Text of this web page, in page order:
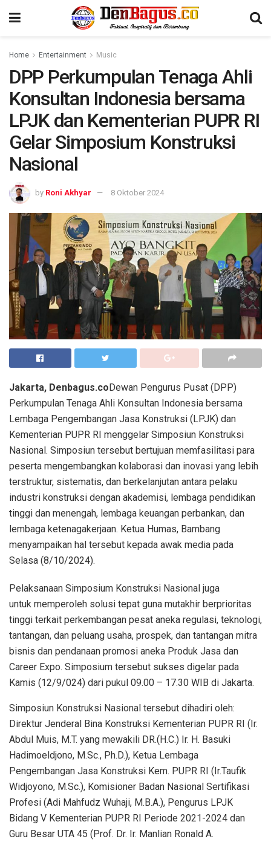
Home Entertainment Music
DPP Perkumpulan Tenaga Ahli
Konsultan Indonesia bersama
LPJK dan Kementerian PUPR RI
Gelar Simposium Konstruksi
Nasional
by Roni Akhyar 8 Oktober 2024
Jakarta, Denbagus.coDewan Pengurus Pusat (DPP)
Perkumpulan Tenaga Ahli Konsultan Indonesia bersama
Lembaga Pengembangan Jasa Konstruksi (LPJK) dan
Kementerian PUPR RI menggelar Simposiun Konstruksi
Nasional. Simposiun tersebut bertujuan memfasilitasi para
peserta mengembangkan kolaborasi dan inovasi yang lebih
terstruktur, sistematis, dan berkelanjutan antara pelaku
industri konstruksi dengan akademisi, lembaga pendidikan
tinggi dan menengah, lembaga keuangan perbankan, dan
lembaga ketenagakerjaan. Ketua Humas, Bambang
menyampaikan hal tersebut kepada awak media pada
Selasa (8/10/2024).
Pelaksanaan Simposium Konstruksi Nasional juga
untuk memperoleh solusi tepat guna mutakhir berprioritas
tinggi terkait perkembangan pesat aneka regulasi, teknologi,
tantangan, dan peluang usaha, prospek, dan tantangan mitra
bisnis dan pendanaan promosi aneka Produk Jasa dan
Career Expo. Simposium tersebut sukses digelar pada
Kamis (12/9/024) dari pukul 09.00 – 17.30 WIB di Jakarta.
Simposiun Konstruksi Nasional tersebut dihadiri oleh:
Direktur Jenderal Bina Konstruksi Kementerian PUPR RI (Ir.
Abdul Muis, M.T. yang mewakili DR.(H.C.) Ir. H. Basuki
Hadimoeldjono, M.Sc., Ph.D.), Ketua Lembaga
Pengembangan Jasa Konstruksi Kem. PUPR RI (Ir.Taufik
Widjoyono, M.Sc.), Komisioner Badan Nasional Sertifikasi
Profesi (Adi Mahfudz Wuhaji, M.B.A.), Pengurus LPJK
Bidang V Kementerian PUPR RI Periode 2021-2024 dan
Guru Besar UTA 45 (Prof. Dr. Ir. Manlian Ronald A.